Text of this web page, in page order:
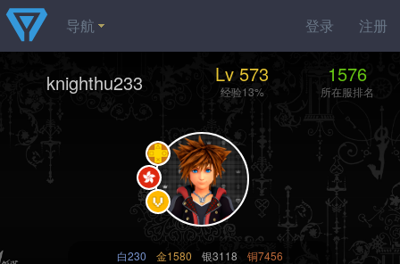
登录 注册
导航
knighthu233 Lv 573
经验13%
1576
所在服排名
白230 金1580 银3118 铜7456